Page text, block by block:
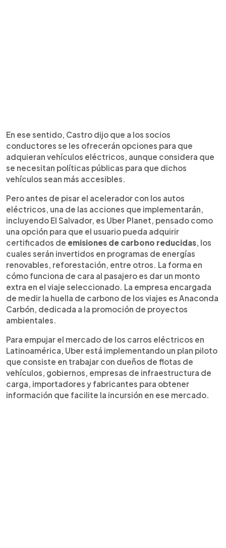
En ese sentido, Castro dijo que a los socios
conductores se les ofrecerán opciones para que
adquieran vehículos eléctricos, aunque considera que
se necesitan políticas públicas para que dichos
vehículos sean más accesibles.
Pero antes de pisar el acelerador con los autos
eléctricos, una de las acciones que implementarán,
incluyendo El Salvador, es Uber Planet, pensado como
una opción para que el usuario pueda adquirir
certificados de emisiones de carbono reducidas , los
cuales serán invertidos en programas de energías
renovables, reforestación, entre otros. La forma en
cómo funciona de cara al pasajero es dar un monto
extra en el viaje seleccionado. La empresa encargada
de medir la huella de carbono de los viajes es Anaconda
Carbón, dedicada a la promoción de proyectos
ambientales.
Para empujar el mercado de los carros eléctricos en
Latinoamérica, Uber está implementando un plan piloto
que consiste en trabajar con dueños de flotas de
vehículos, gobiernos, empresas de infraestructura de
carga, importadores y fabricantes para obtener
información que facilite la incursión en ese mercado.